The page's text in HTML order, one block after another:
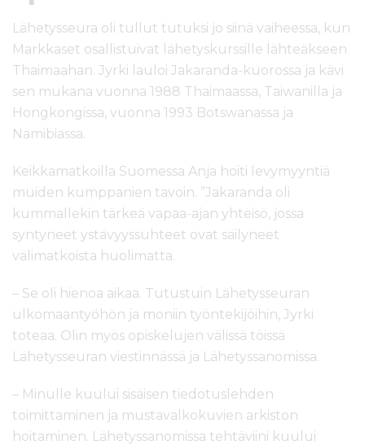
Lähetysseura oli tullut tutuksi jo siinä vaiheessa, kun
Markkaset osallistuivat lähetyskurssille lähteäkseen
Thaimaahan. Jyrki lauloi Jakaranda-kuorossa ja kävi
sen mukana vuonna 1988 Thaimaassa, Taiwanilla ja
Hongkongissa, vuonna 1993 Botswanassa ja
Namibiassa.
Keikkamatkoilla Suomessa Anja hoiti levymyyntiä
muiden kumppanien tavoin. ”Jakaranda oli
kummallekin tärkeä vapaa-ajan yhteisö, jossa
syntyneet ystävyyssuhteet ovat säilyneet
välimatkoista huolimatta.
– Se oli hienoa aikaa. Tutustuin Lähetysseuran
ulkomaantyöhön ja moniin työntekijöihin, Jyrki
toteaa. Olin myös opiskelujen välissä töissä
Lähetysseuran viestinnässä ja Lähetyssanomissa.
– Minulle kuului sisäisen tiedotuslehden
toimittaminen ja mustavalkokuvien arkiston
hoitaminen. Lähetyssanomissa tehtäviini kuului